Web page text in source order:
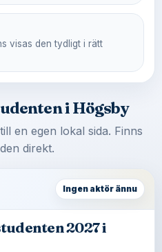
visas den tydligt i rätt
i Högsby
en egen lokal sida. Finns
direkt.
Ingen aktör ännu
2027 i